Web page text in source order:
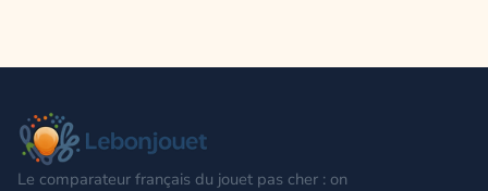
Le comparateur français du jouet pas cher : on